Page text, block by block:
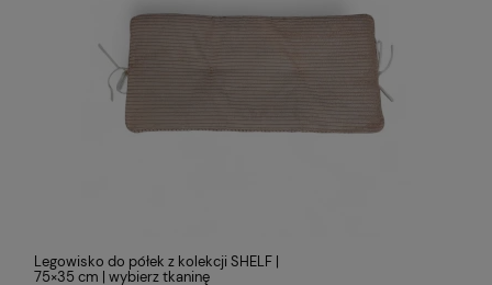
Legowisko do półek z kolekcji SHELF |
75×35 cm | wybierz tkaninę